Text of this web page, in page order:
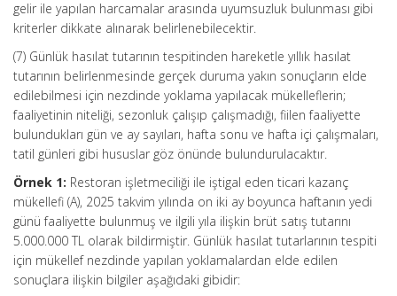
gelir ile yapılan harcamalar arasında uyumsuzluk bulunması gibi
kriterler dikkate alınarak belirlenebilecektir.
(7) Günlük hasılat tutarının tespitinden hareketle yıllık hasılat
tutarının belirlenmesinde gerçek duruma yakın sonuçların elde
edilebilmesi için nezdinde yoklama yapılacak mükelleflerin;
faaliyetinin niteliği, sezonluk çalışıp çalışmadığı, fiilen faaliyette
bulundukları gün ve ay sayıları, hafta sonu ve hafta içi çalışmaları,
tatil günleri gibi hususlar göz önünde bulundurulacaktır.
Örnek 1: Restoran işletmeciliği ile iştigal eden ticari kazanç
mükellefi (A), 2025 takvim yılında on iki ay boyunca haftanın yedi
günü faaliyette bulunmuş ve ilgili yıla ilişkin brüt satış tutarını
5.000.000 TL olarak bildirmiştir. Günlük hasılat tutarlarının tespiti
için mükellef nezdinde yapılan yoklamalardan elde edilen
sonuçlara ilişkin bilgiler aşağıdaki gibidir: